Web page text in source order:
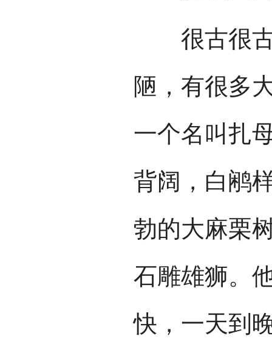
很古很古
陋，有很多
一个名叫扎
背阔，白鹇
勃的大麻栗
石雕雄狮。
快，一天到